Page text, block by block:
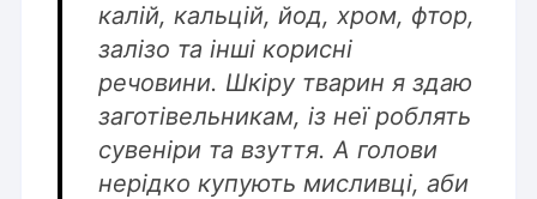
калій, кальцій, йод, хром, фтор,
залізо та інші корисні
речовини. Шкіру тварин я здаю
заготівельникам, із неї роблять
сувеніри та взуття. А голови
нерідко купують мисливці, аби